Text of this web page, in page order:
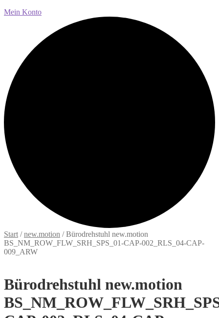
Mein Konto
Start /new.motion /Bürodrehstuhl new.motion
BS_NM_ROW_FLW_SRH_SPS_01-CAP-002_RLS_04-CAP-
009_ARW
Bürodrehstuhl new.motion